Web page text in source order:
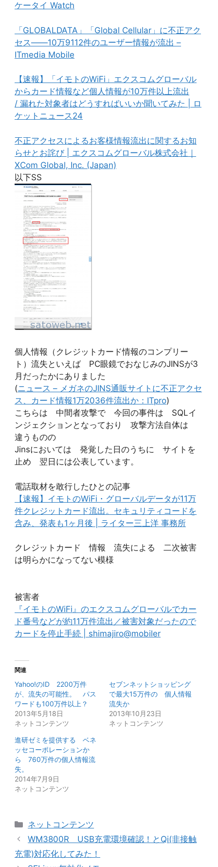
ケータイ Watch
「GLOBALDATA」「Global Cellular」に不正アク
セス――10万9112件のユーザー情報が流出 –
ITmedia Mobile
【速報】「イモトのWiFi」エクスコムグローバル
からカード情報など個人情報が10万件以上流出
/ 漏れた対象者はどうすればいいか聞いてみた | ロ
ケットニュース24
不正アクセスによるお客様情報流出に関するお知
らせとお詫び | エクスコムグローバル株式会社｜
XCom Global, Inc. (Japan)
以下SS
個人情報（クレジットカード情報のコンプリー
ト）流失といえば PC眼鏡でおなじみのJINSが3
月だったかにありました
(ニュース – メガネのJINS通販サイトに不正アクセ
ス、カード情報1万2036件流出か：ITpro)
こちらは 中間者攻撃で 今回の事件は SQLイ
ンジェクションとなっており 攻撃方法自体は
違うものの
Jinsにおいては 発覚した日のうちに サイトを
止め 翌日には公表しています。
電話取材を敢行したひとの記事
【速報】イモトのWiFi・グローバルデータが11万
件クレジットカード流出。セキュリティコードを
含み、発表も1ヶ月後 | ライター三上洋 事務所
クレジットカード 情報 流失による 二次被害
は明らかになってない模様
被害者
『イモトのWiFi』のエクスコムグローバルでカー
ド番号などが約11万件流出／被害対象だったので
カードを停止手続 | shimajiro@mobiler
関連
Yahoo!のID 2200万件
が、流失の可能性。 パス
ワードも100万件以上？
2013年5月18日
ネットコンテンツ
セブンネットショッピング
で最大15万件の 個人情報
流失か
2013年10月23日
ネットコンテンツ
進研ゼミを提供する ベネ
ッセコーポレーションか
ら 760万件の個人情報流
失。
2014年7月9日
ネットコンテンツ
カ
テ
ゴ
リ
ネットコンテンツ
WM3800R USB充電環境確認！とQi(非接触
充電)対応化してみた！